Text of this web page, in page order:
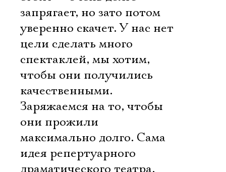
запрягает, но зато потом
уверенно скачет. У нас нет
цели сделать много
спектаклей, мы хотим,
чтобы они получились
качественными.
Заряжаемся на то, чтобы
они прожили
максимально долго. Сама
идея репертуарного
драматического театра,